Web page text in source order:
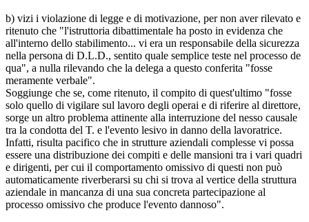
b) vizi i violazione di legge e di motivazione, per non aver rilevato e
ritenuto che "l'istruttoria dibattimentale ha posto in evidenza che
all'interno dello stabilimento... vi era un responsabile della sicurezza
nella persona di D.L.D., sentito quale semplice teste nel processo de
qua", a nulla rilevando che la delega a questo conferita "fosse
meramente verbale".
Soggiunge che se, come ritenuto, il compito di quest'ultimo "fosse
solo quello di vigilare sul lavoro degli operai e di riferire al direttore,
sorge un altro problema attinente alla interruzione del nesso causale
tra la condotta del T. e l'evento lesivo in danno della lavoratrice.
Infatti, risulta pacifico che in strutture aziendali complesse vi possa
essere una distribuzione dei compiti e delle mansioni tra i vari quadri
e dirigenti, per cui il comportamento omissivo di questi non può
automaticamente riverberarsi su chi si trova al vertice della struttura
aziendale in mancanza di una sua concreta partecipazione al
processo omissivo che produce l'evento dannoso".